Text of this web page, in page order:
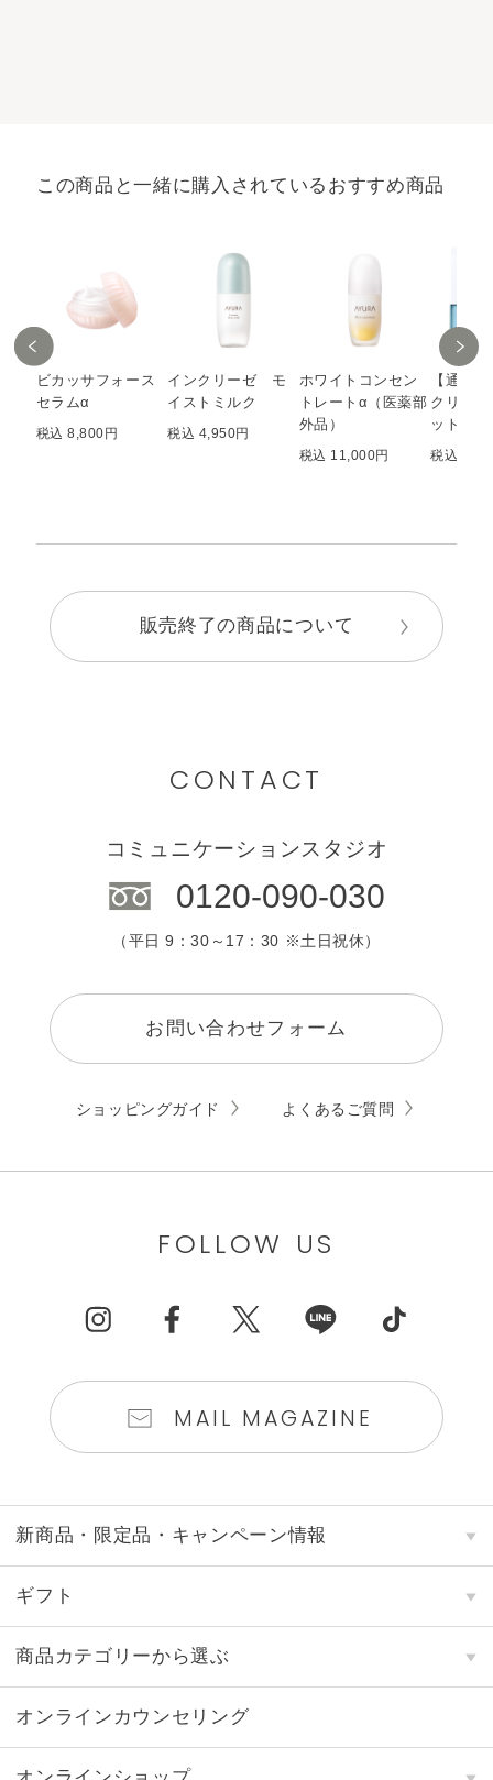
この商品と一緒に購入されているおすすめ商品
ビカッサフォース
セラムα
税込 8,800円
インクリーゼ モ
イストミルク
税込 4,950円
ホワイトコンセン
トレートα（医薬部
外品）
税込 11,000円
【通販
クリー
ット
税込
販売終了の商品について
CONTACT
コミュニケーションスタジオ
0120-090-030
（平日 9：30～17：30 ※土日祝休）
お問い合わせフォーム
ショッピングガイド よくあるご質問
FOLLOW US
MAIL MAGAZINE
新商品・限定品・キャンペーン情報
ギフト
商品カテゴリーから選ぶ
オンラインカウンセリング